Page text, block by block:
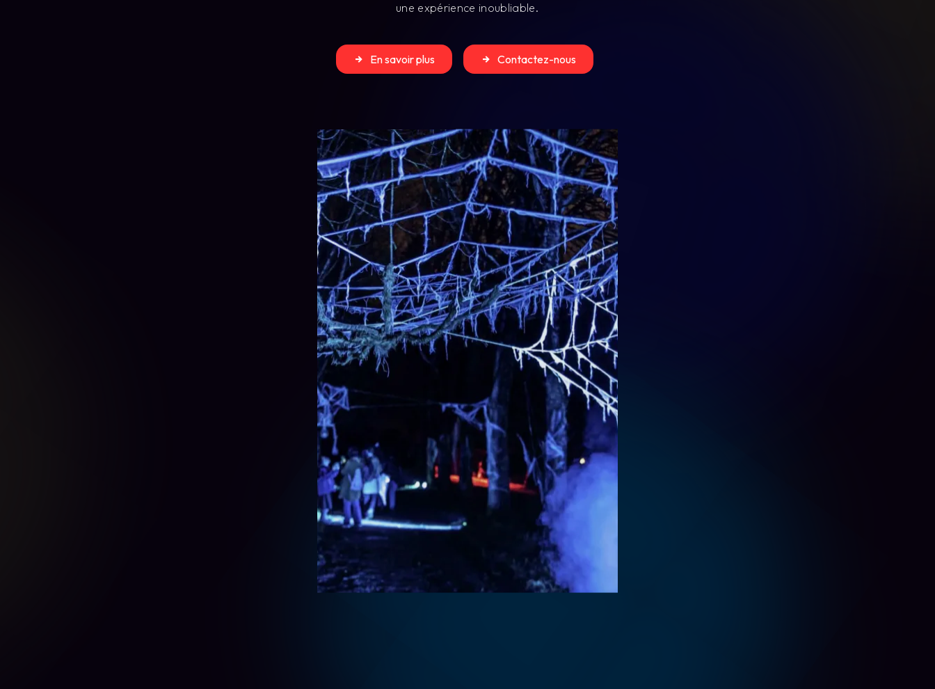
une expérience inoubliable.
En savoir plus Contactez-nous